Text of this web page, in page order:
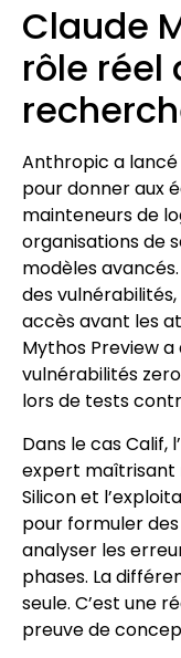
Claude
rôle réel
Anthropic a lancé
pour donner aux
mainteneurs de
organisations de
modèles
des
accès avant les
Mythos Preview
vulnérabilités
lors de tests
Dans le cas Calif,
expert maîtrisant
Silicon et
pour formuler
analyser les
phases. La
seule. C’est une
preuve de